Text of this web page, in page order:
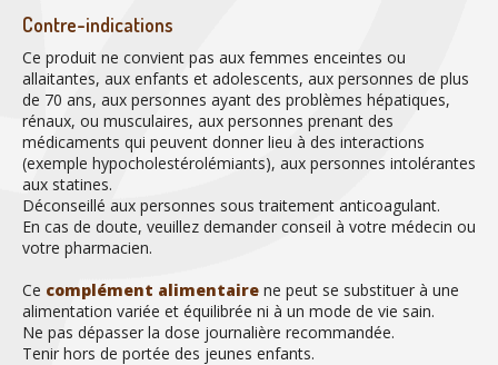
Contre-indications
Ce produit ne convient pas aux femmes enceintes ou
allaitantes, aux enfants et adolescents, aux personnes de plus
de 70 ans, aux personnes ayant des problèmes hépatiques,
rénaux, ou musculaires, aux personnes prenant des
médicaments qui peuvent donner lieu à des interactions
(exemple hypocholestérolémiants), aux personnes intolérantes
aux statines.
Déconseillé aux personnes sous traitement anticoagulant.
En cas de doute, veuillez demander conseil à votre médecin ou
votre pharmacien.
Ce complément alimentaire ne peut se substituer à une
alimentation variée et équilibrée ni à un mode de vie sain.
Ne pas dépasser la dose journalière recommandée.
Tenir hors de portée des jeunes enfants.